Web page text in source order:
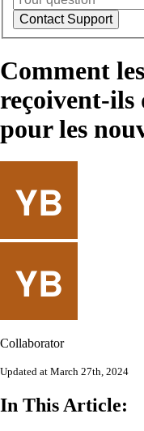
Comment
reçoivent-ils
pour les
Collaborator
Updated at March 27th, 2024
In This Article: